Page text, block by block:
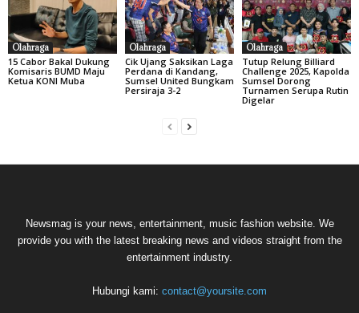
Olahraga
15 Cabor Bakal Dukung
Komisaris BUMD Maju
Ketua KONI Muba
Olahraga
Cik Ujang Saksikan Laga
Perdana di Kandang,
Sumsel United Bungkam
Persiraja 3-2
Olahraga
Tutup Relung Billiard
Challenge 2025, Kapolda
Sumsel Dorong
Turnamen Serupa Rutin
Digelar
Newsmag is your news, entertainment, music fashion website. We
provide you with the latest breaking news and videos straight from the
entertainment industry.
Hubungi kami: contact@yoursite.com